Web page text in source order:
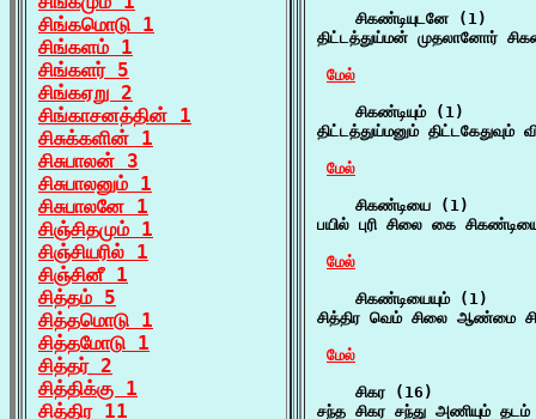
சிங்கமொடு 1
சிங்களம் 1
சிங்களர் 5
சிங்கஏறு 2
சிங்காசனத்தின் 1
சிசுக்களின் 1
சிசுபாலன் 3
சிசுபாலனும் 1
சிசுபாலனே 1
சிஞ்சிதமும் 1
சிஞ்சியரில் 1
சிஞ்சினீ 1
சித்தம் 5
சித்தமொடு 1
சித்தமோடு 1
சித்தர் 2
சித்திக்கு 1
சித்திர 11
    சிகண்டியுடனே (1)
திட்டத்துய்மன் முதலானோர்
மேல்
    சிகண்டியும் (1)
திட்டத்துய்மனும்
மேல்
    சிகண்டியை (1)
பயில் புரி சிலை கை
மேல்
    சிகண்டியையும் (1)
சித்திர வெம் சிலை ஆண்மை
மேல்
    சிகர (16)
சந்த சிகர சந்து அணியும்